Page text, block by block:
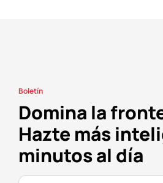
Boletín
Domina la
Hazte más
minutos al día